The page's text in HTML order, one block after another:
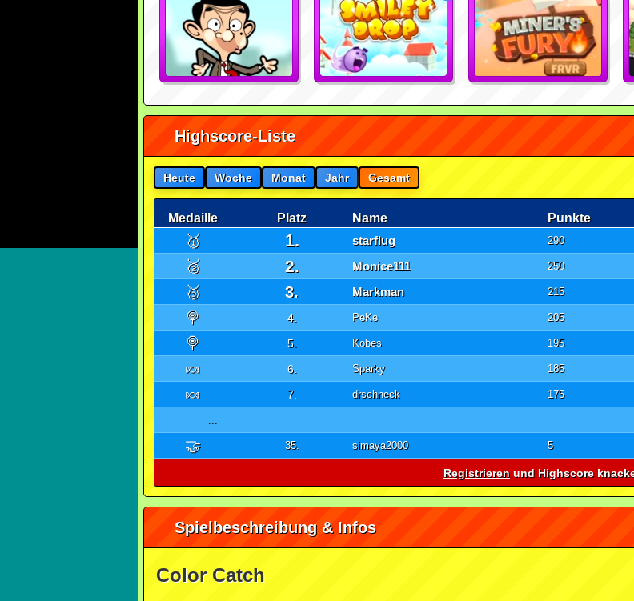
Highscore-Liste
Heute Woche Monat Jahr Gesamt
Medaille Platz Name Punkte
🥇 1. starflug 290
🥈 2. Monice111 250
🥉 3. Markman 215
🍭 4. PeKe 205
🍭 5. Kobes 195
🍬 6. Sparky 185
🍬 7. drschneck 175
...
🤝 35. simaya2000 5
Registrieren und Highscore
Spielbeschreibung & Infos
Color Catch